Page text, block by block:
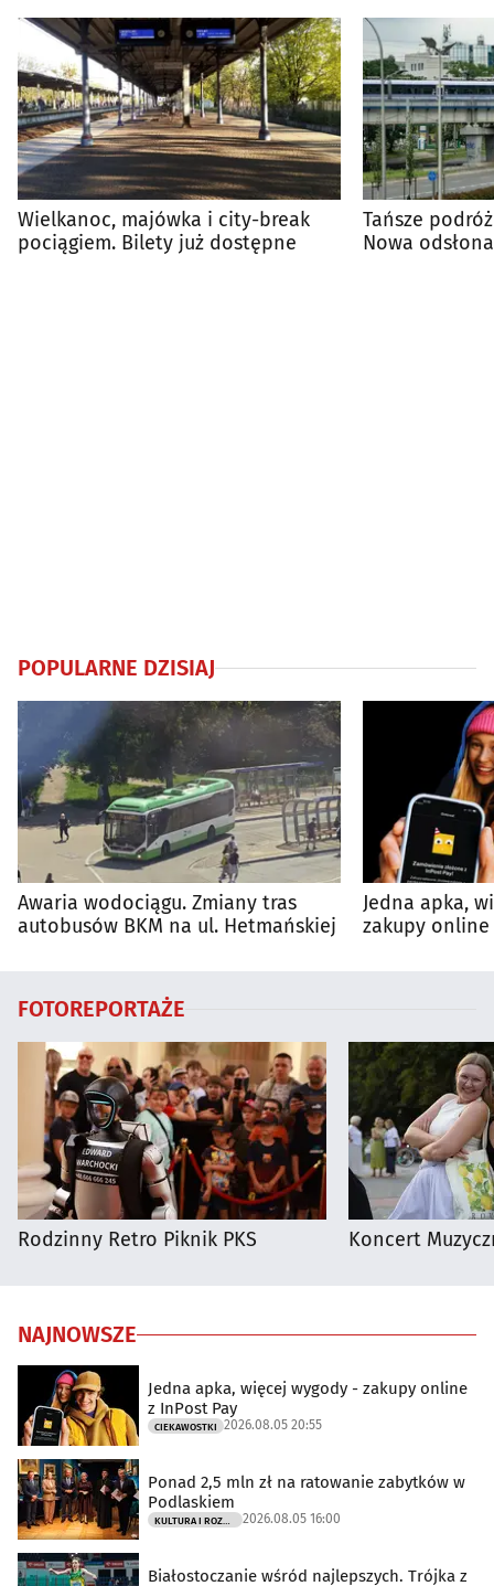
Wielkanoc, majówka i city-break
pociągiem. Bilety już dostępne
Tańsze
Nowa
POPULARNE DZISIAJ
Awaria wodociągu. Zmiany tras
autobusów BKM na ul. Hetmańskiej
Jedna apka,
zakupy online
FOTOREPORTAŻE
Rodzinny Retro Piknik PKS Koncert
NAJNOWSZE
Jedna apka, więcej wygody - zakupy online
z InPost Pay
CIEKAWOSTKI 2026.08.05 20:55
Ponad 2,5 mln zł na ratowanie zabytków w
Podlaskiem
2026.08.05 16:00
Białostoczanie wśród najlepszych. Trójka z